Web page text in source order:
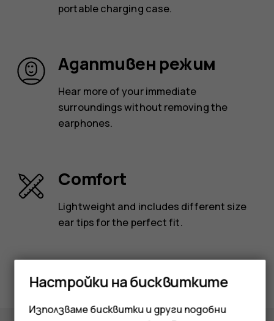
portable charging case.
Адаптивен режим
Hear more of your immediate
surroundings without removing the
earphones.
Comfort
Lightweight and includes different size
ear tips for the perfect fit.
Настройки на бисквитките
Използваме бисквитки и други подобни